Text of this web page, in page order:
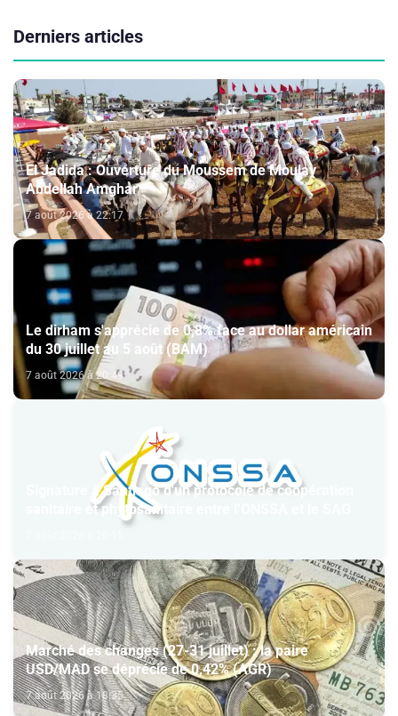
Derniers articles
El Jadida : Ouverture du Moussem de Moulay
Abdellah Amghar
7 août 2026 à 22:17
Le dirham s'apprécie de 0,8% face au dollar américain
du 30 juillet au 5 août (BAM)
7 août 2026 à 20:49
Signature à Santiago d'un protocole de coopération
sanitaire et phytosanitaire entre l’ONSSA et le SAG
Marché des changes (27-31 juillet) : la paire
USD/MAD se déprécie de 0,42% (AGR)
7 août 2026 à 18:35